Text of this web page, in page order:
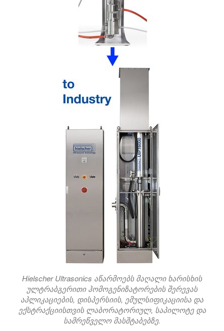
Hielscher Ultrasonics აწარმოებს მაღალი ხარისხის
ულტრაბგერითი ჰომოგენიზატორების შერევას
აპლიკაციების, დისპერსიის, ემულსიფიკაციისა და
ექსტრაქციისთვის ლაბორატორიულ, საპილოტე და
სამრეწველო მასშტაბებზე.